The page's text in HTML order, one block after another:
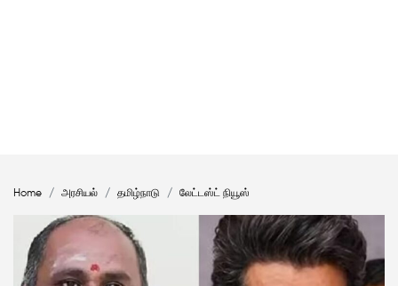
Home அரசியல் தமிழ்நாடு லேட்டஸ்ட் நியூஸ்